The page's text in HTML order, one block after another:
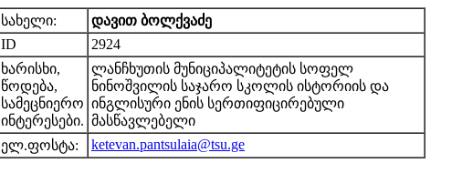
სახელი:
დავით ბოლქვაძე
ID
2924
ხარისხი,
წოდება,
სამეცნიერო
ინტერესები.
ლანჩხუთის მუნიციპალიტეტის სოფელ
ნინოშვილის საჯარო სკოლის ისტორიის და
ინგლისური ენის სერთიფიცირებული
მასწავლებელი
ელ.ფოსტა:
ketevan.pantsulaia@tsu.ge